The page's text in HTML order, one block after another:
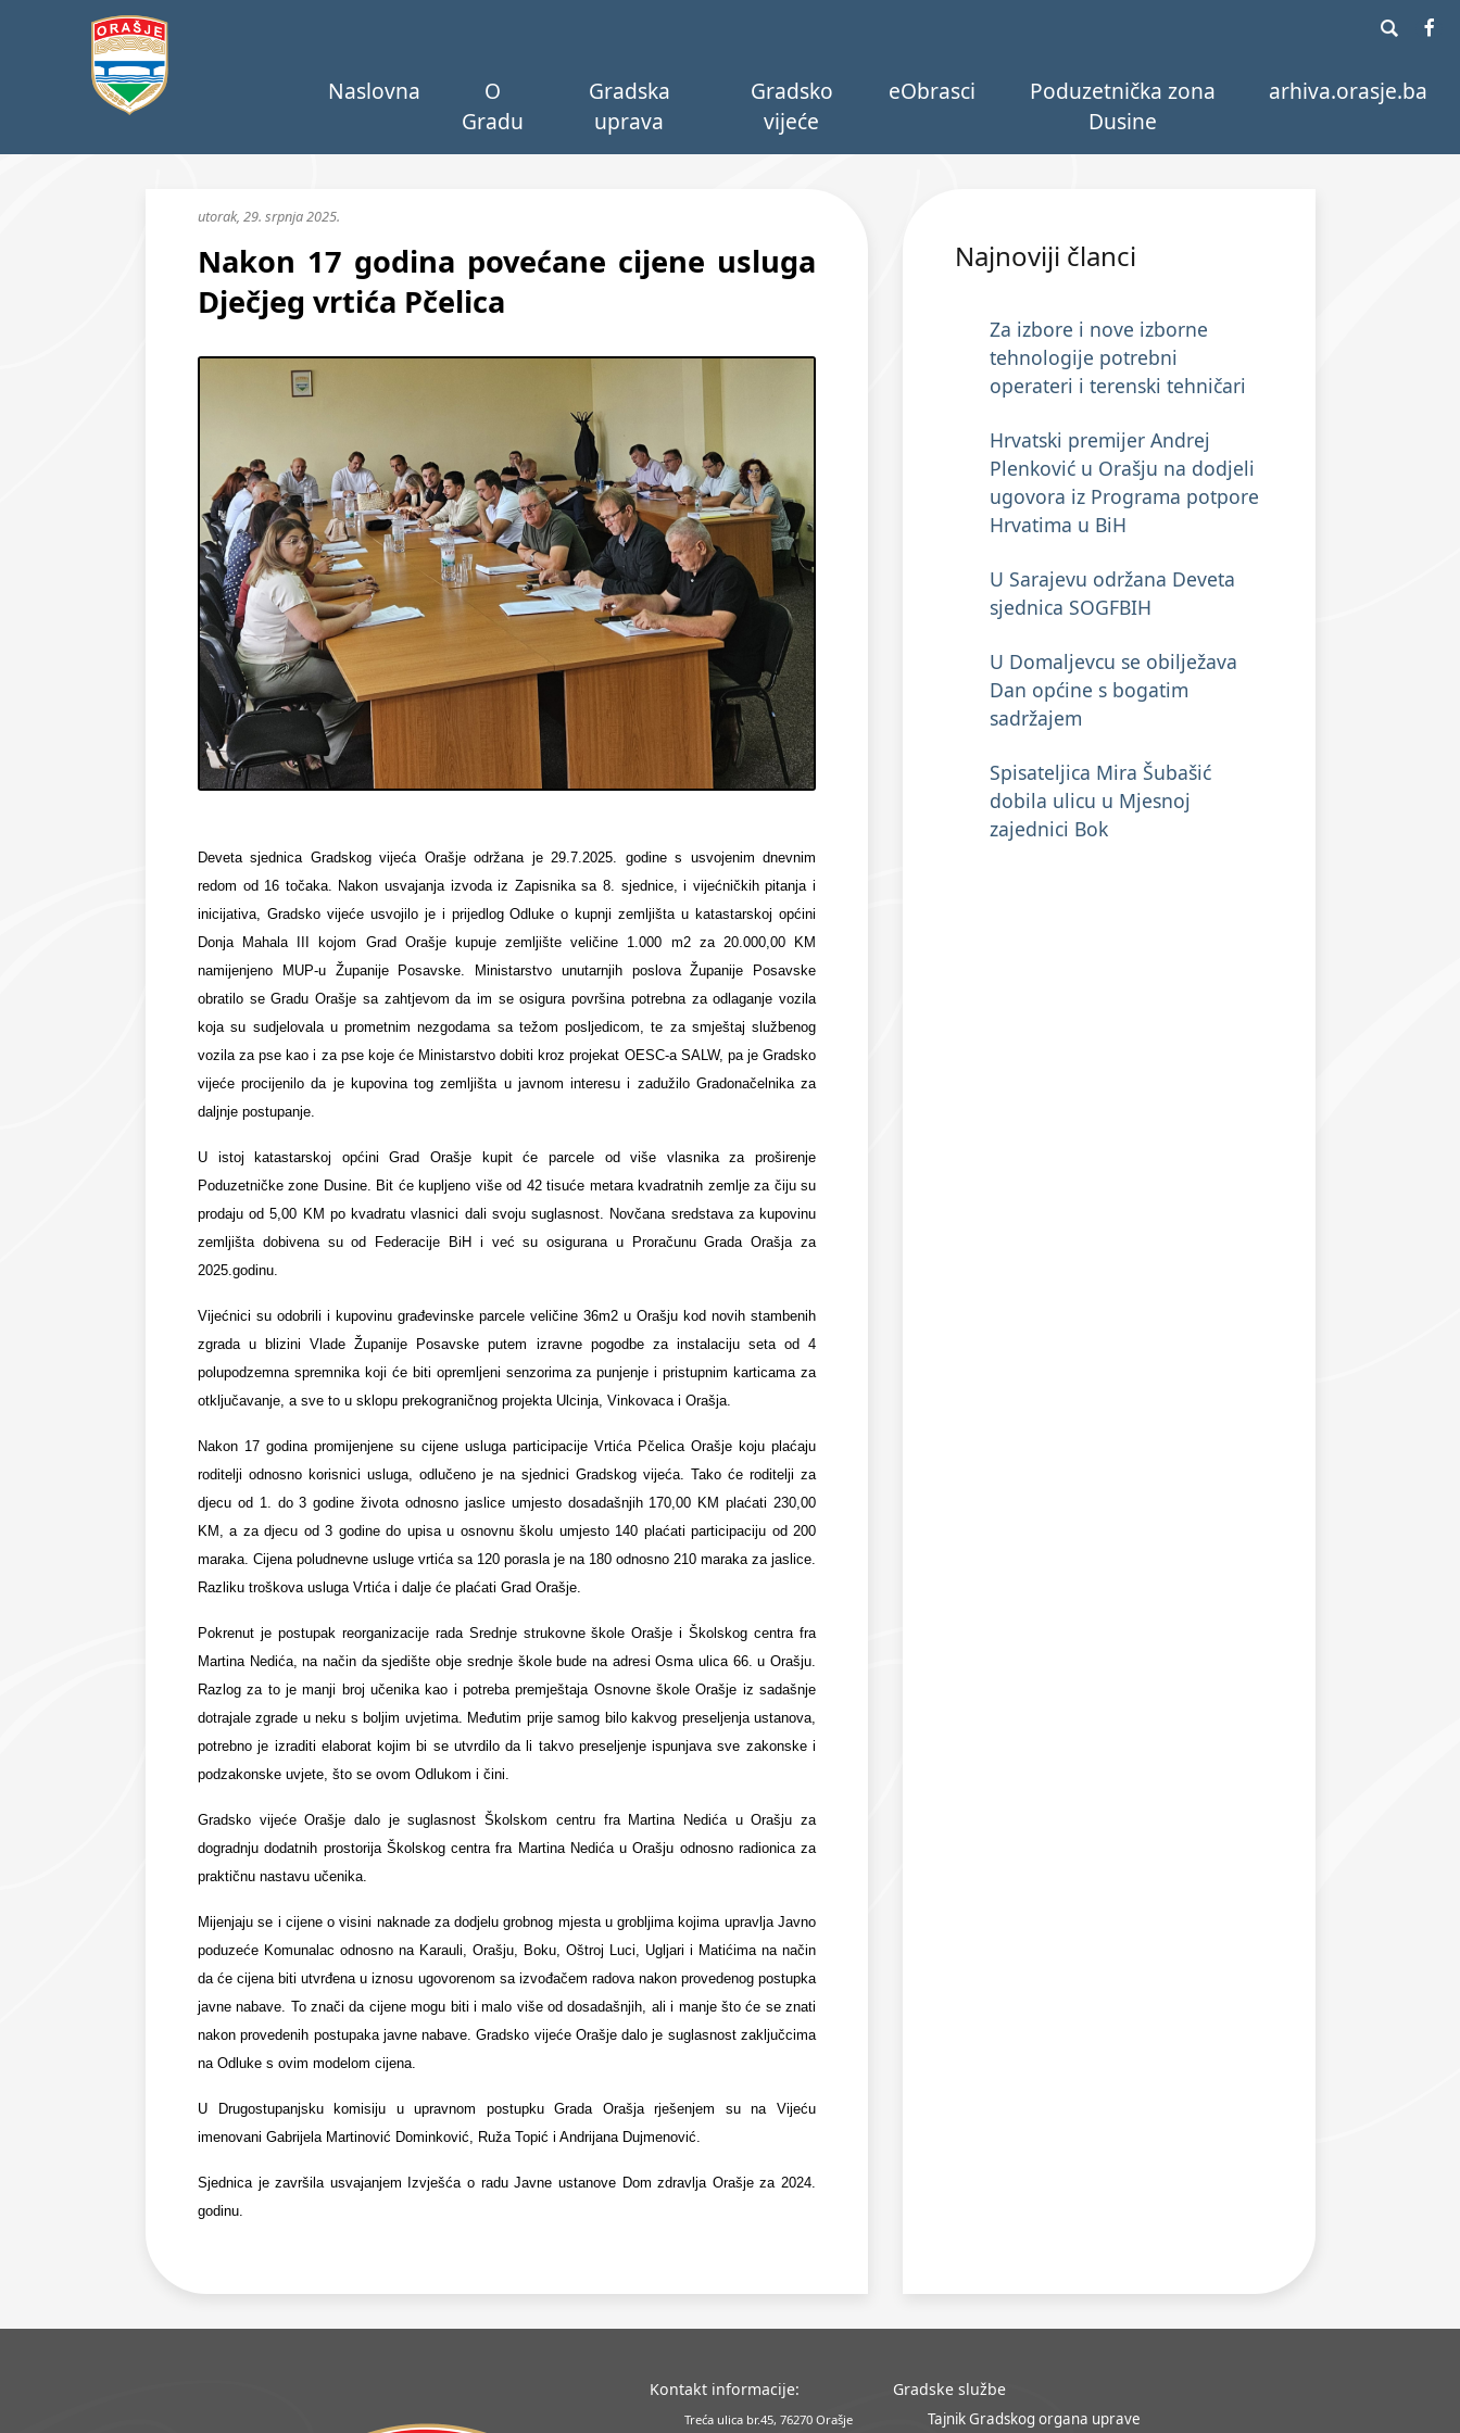
Naslovna
O
Gradu
Gradska
uprava
Gradsko
vijeće
eObrasci
Poduzetnička zona
Dusine
arhiva.orasje.ba
utorak, 29. srpnja 2025.
Nakon 17 godina povećane cijene usluga
Dječjeg vrtića Pčelica
Deveta sjednica Gradskog vijeća Orašje održana je 29.7.2025. godine s usvojenim dnevnim
redom od 16 točaka. Nakon usvajanja izvoda iz Zapisnika sa 8. sjednice, i vijećničkih pitanja i
inicijativa, Gradsko vijeće usvojilo je i prijedlog Odluke o kupnji zemljišta u katastarskoj općini
Donja Mahala III kojom Grad Orašje kupuje zemljište veličine 1.000 m2 za 20.000,00 KM
namijenjeno MUP-u Županije Posavske. Ministarstvo unutarnjih poslova Županije Posavske
obratilo se Gradu Orašje sa zahtjevom da im se osigura površina potrebna za odlaganje vozila
koja su sudjelovala u prometnim nezgodama sa težom posljedicom, te za smještaj službenog
vozila za pse kao i za pse koje će Ministarstvo dobiti kroz projekat OESC-a SALW, pa je Gradsko
vijeće procijenilo da je kupovina tog zemljišta u javnom interesu i zadužilo Gradonačelnika za
daljnje postupanje.
U istoj katastarskoj općini Grad Orašje kupit će parcele od više vlasnika za proširenje
Poduzetničke zone Dusine. Bit će kupljeno više od 42 tisuće metara kvadratnih zemlje za čiju su
prodaju od 5,00 KM po kvadratu vlasnici dali svoju suglasnost. Novčana sredstava za kupovinu
zemljišta dobivena su od Federacije BiH i već su osigurana u Proračunu Grada Orašja za
2025.godinu.
Vijećnici su odobrili i kupovinu građevinske parcele veličine 36m2 u Orašju kod novih stambenih
zgrada u blizini Vlade Županije Posavske putem izravne pogodbe za instalaciju seta od 4
polupodzemna spremnika koji će biti opremljeni senzorima za punjenje i pristupnim karticama za
otključavanje, a sve to u sklopu prekograničnog projekta Ulcinja, Vinkovaca i Orašja.
Nakon 17 godina promijenjene su cijene usluga participacije Vrtića Pčelica Orašje koju plaćaju
roditelji odnosno korisnici usluga, odlučeno je na sjednici Gradskog vijeća. Tako će roditelji za
djecu od 1. do 3 godine života odnosno jaslice umjesto dosadašnjih 170,00 KM plaćati 230,00
KM, a za djecu od 3 godine do upisa u osnovnu školu umjesto 140 plaćati participaciju od 200
maraka. Cijena poludnevne usluge vrtića sa 120 porasla je na 180 odnosno 210 maraka za jaslice.
Razliku troškova usluga Vrtića i dalje će plaćati Grad Orašje.
Pokrenut je postupak reorganizacije rada Srednje strukovne škole Orašje i Školskog centra fra
Martina Nedića, na način da sjedište obje srednje škole bude na adresi Osma ulica 66. u Orašju.
Razlog za to je manji broj učenika kao i potreba premještaja Osnovne škole Orašje iz sadašnje
dotrajale zgrade u neku s boljim uvjetima. Međutim prije samog bilo kakvog preseljenja ustanova,
potrebno je izraditi elaborat kojim bi se utvrdilo da li takvo preseljenje ispunjava sve zakonske i
podzakonske uvjete, što se ovom Odlukom i čini.
Gradsko vijeće Orašje dalo je suglasnostŠkolskom centru fra Martina Nedića u Orašju za
dogradnju dodatnih prostorija Školskog centra fra Martina Nedića u Orašju odnosno radionica za
praktičnu nastavu učenika.
Mijenjaju se i cijene o visini naknade za dodjelu grobnog mjesta u grobljima kojima upravlja Javno
poduzeće Komunalac odnosno na Karauli, Orašju, Boku, Oštroj Luci, Ugljari i Matićima na način
da će cijena bitiutvrđena u iznosu ugovorenom sa izvođačem radova nakon provedenog postupka
javne nabave. To znači da cijene mogu biti i malo više od dosadašnjih, ali i manje što će se znati
nakon provedenih postupaka javne nabave. Gradsko vijeće Orašje dalo je suglasnost zaključcima
na Odluke s ovim modelom cijena.
U Drugostupanjsku komisiju u upravnom postupku Grada Orašja rješenjem su na Vijeću
imenovani Gabrijela Martinović Dominković, Ruža Topić i Andrijana Dujmenović.
Sjednica je završila usvajanjem Izvješća o radu Javne ustanove Dom zdravlja Orašje za 2024.
godinu.
Najnoviji članci
Za izbore i nove izborne
tehnologije potrebni
operateri i terenski tehničari
Hrvatski premijer Andrej
Plenković u Orašju na dodjeli
ugovora iz Programa potpore
Hrvatima u BiH
U Sarajevu održana Deveta
sjednica SOGFBIH
U Domaljevcu se obilježava
Dan općine s bogatim
sadržajem
Spisateljica Mira Šubašić
dobila ulicu u Mjesnoj
zajednici Bok
Kontakt informacije:
Treća ulica br.45, 76270 Orašje
Gradske službe
Tajnik Gradskog organa uprave